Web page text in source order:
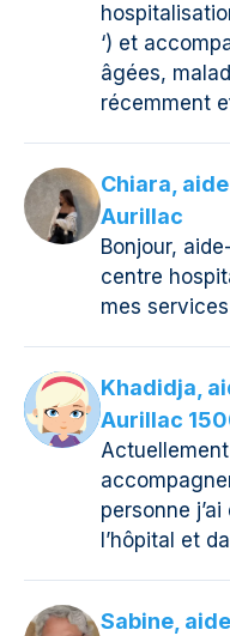
‘) et
âgées,
récemment
Chiara,
Aurillac
Bonjour,
centre
mes
Khadidja,
Aurillac
personne
l’hôpital et
Sabine,